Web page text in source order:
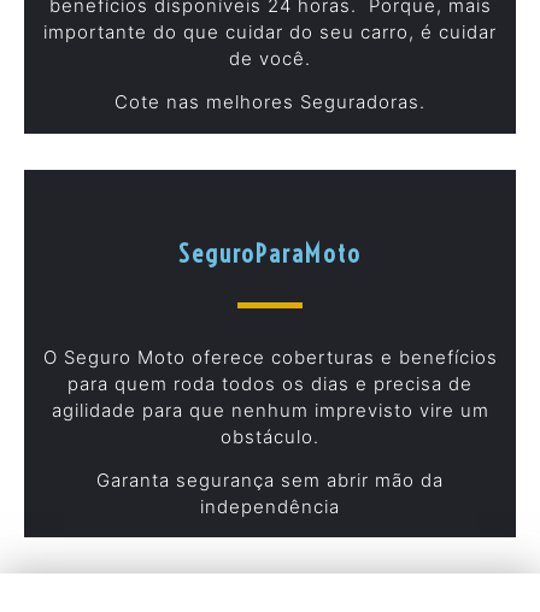
benefícios disponíveis 24 horas. Porque, mais
importante do que cuidar do seu carro, é cuidar
de você.
Cote nas melhores Seguradoras.
SeguroParaMoto
O Seguro Moto oferece coberturas e benefícios
para quem roda todos os dias e precisa de
agilidade para que nenhum imprevisto vire um
obstáculo.
Garanta segurança sem abrir mão da
independência